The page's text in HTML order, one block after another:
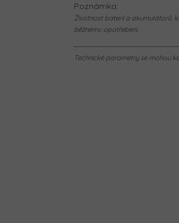
Poznámka:
Životnost baterií a akumulátorů,
běžnému opotřebení.
Technické parametry se mohou